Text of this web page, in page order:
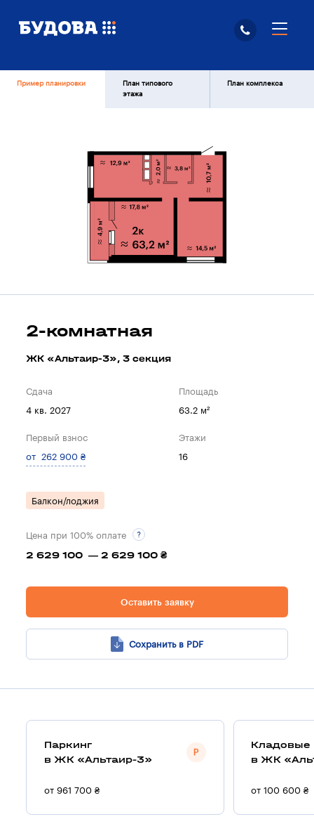
Пример планировки
План типового
этажа
План комплекса
2-комнатная
ЖК «Альтаир-3», 3 секция
Сдача
4 кв. 2027
Площадь
63.2 м²
Первый взнос
от 262 900 ₴
Этажи
16
Балкон/лоджия
Цена при 100% оплате
2 629 100 — 2 629 100 ₴
Оставить заявку
Сохранить в PDF
Паркинг
в ЖК «Альтаир-3»
от 961 700 ₴
Кладовые
в ЖК
от 100 600 ₴